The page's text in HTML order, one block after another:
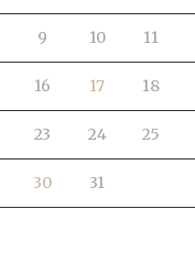
9 10 11
16 17 18
23 24 25
30
31